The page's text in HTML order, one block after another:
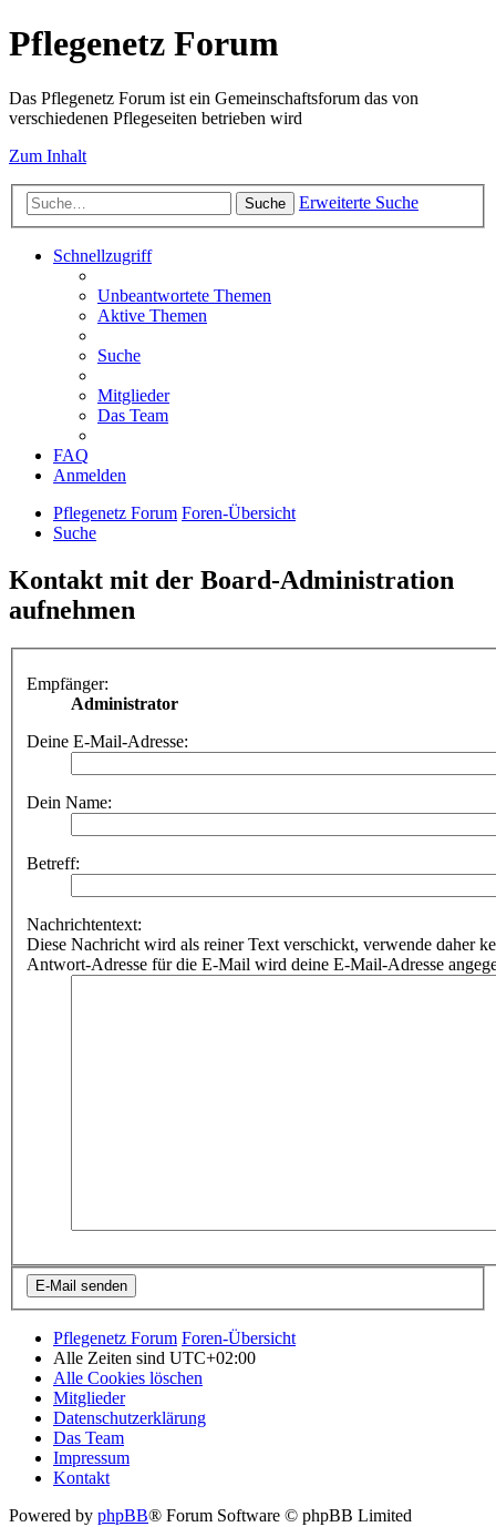
Pflegenetz Forum
Das Pflegenetz Forum ist ein Gemeinschaftsforum das von
verschiedenen Pflegeseiten betrieben wird
Zum Inhalt
Suche Erweiterte Suche
Schnellzugriff
Unbeantwortete Themen
Aktive Themen
Suche
Mitglieder
Das Team
FAQ
Anmelden
Pflegenetz Forum Foren-Übersicht
Suche
Kontakt mit der Board-Administration
aufnehmen
Empfänger:
Administrator
Deine E-Mail-Adresse:
Dein Name:
Betreff:
Nachrichtentext:
Diese Nachricht wird als reiner Text verschickt, verwende daher
Antwort-Adresse für die E-Mail wird deine E-Mail-Adresse
Pflegenetz Forum Foren-Übersicht
Alle Zeiten sind UTC+02:00
Alle Cookies löschen
Mitglieder
Datenschutzerklärung
Das Team
Impressum
Kontakt
Powered by phpBB® Forum Software © phpBB Limited